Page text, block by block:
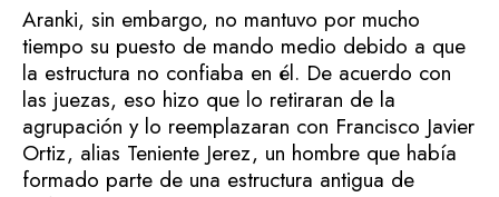
Aranki, sin embargo, no mantuvo por mucho
tiempo su puesto de mando medio debido a que
la estructura no confiaba en él. De acuerdo con
las juezas, eso hizo que lo retiraran de la
agrupación y lo reemplazaran con Francisco Javier
Ortiz, alias Teniente Jerez, un hombre que había
formado parte de una estructura antigua de